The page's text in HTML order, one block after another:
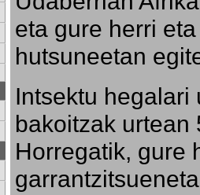
eta gure herri
hutsuneetan
Intsektu hegalari
bakoitzak urtean
Horregatik, gure